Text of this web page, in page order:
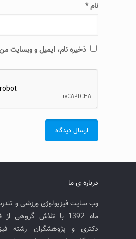
نام*
ذخیره نام، ایمیل و وبسایت
درباره ی ما
وب سایت فیزیولوژی ورزشی و
ماه 1392 با تلاش گروهی
دکتری و پژوهشگران رشته